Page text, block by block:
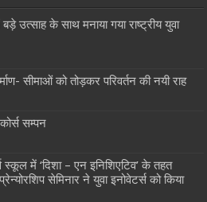
उत्साह के साथ मनाया गया राष्ट्रीय युवा
सीमाओं को तोड़कर परिवर्तन की नयी राह
सम्पन
स्कूल में ‘दिशा – एन इनिशिएटिव’ के तहत
सेमिनार ने युवा इनोवेटर्स को किया